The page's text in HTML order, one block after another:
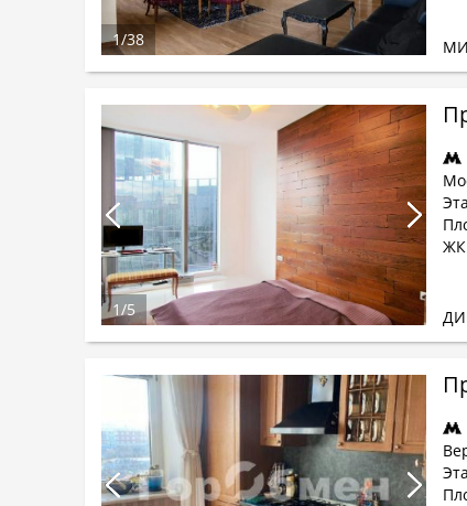
1/38
ЖК
1/5